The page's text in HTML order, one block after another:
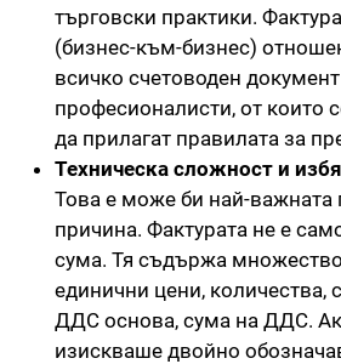
търговски практики.
(бизнес-към-бизнес)
всичко счетоводен
професионалисти, от които
да прилагат правилата за
Техническа сложност и
Това е може би най-важната
причина. Фактурата не е
сума. Тя съдържа
единични цени, количества,
ДДС основа, сума на ДДС.
изискваше двойно